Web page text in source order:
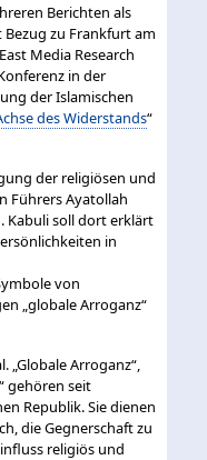
Berichten als
zu Frankfurt am
Media Research
in der
der Islamischen
des Widerstands“
der religiösen und
Führers Ayatollah
Kabuli soll dort erklärt
in
von
„globale Arroganz“
„Globale Arroganz“,
gehören seit
Republik. Sie dienen
die Gegnerschaft zu
religiös und